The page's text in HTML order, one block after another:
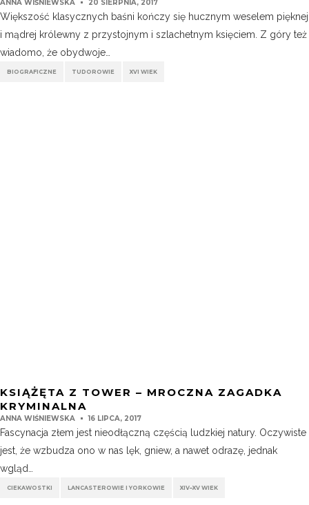
ANNA WIŚNIEWSKA 20 SIERPNIA, 2017
Większość klasycznych baśni kończy się hucznym weselem pięknej
i mądrej królewny z przystojnym i szlachetnym księciem. Z góry też
wiadomo, że obydwoje…
BIOGRAFICZNE TUDOROWIE XVI WIEK
KSIĄŻĘTA Z TOWER – MROCZNA ZAGADKA
KRYMINALNA
ANNA WIŚNIEWSKA 16 LIPCA, 2017
Fascynacja złem jest nieodłączną częścią ludzkiej natury. Oczywiste
jest, że wzbudza ono w nas lęk, gniew, a nawet odrazę, jednak
wgląd…
CIEKAWOSTKI LANCASTEROWIE I YORKOWIE XIV–XV WIEK